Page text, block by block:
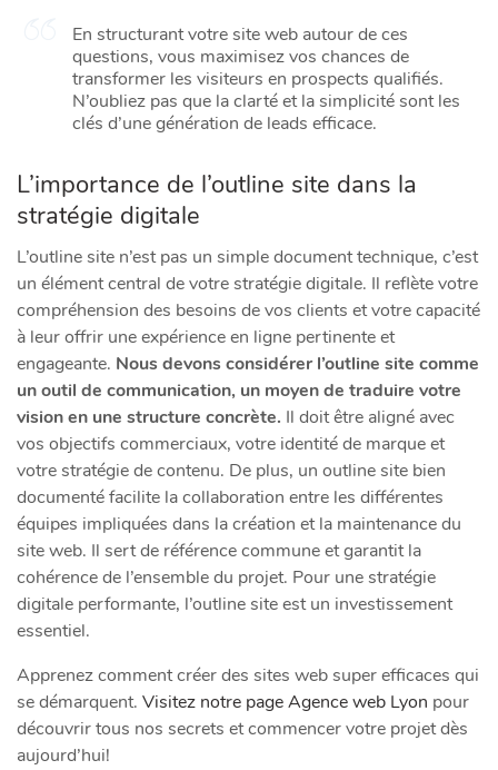
En structurant votre site web autour de ces
questions, vous maximisez vos chances de
transformer les visiteurs en prospects qualifiés.
N’oubliez pas que la clarté et la simplicité sont les
clés d’une génération de leads efficace.
L’importance de l’outline site dans la
stratégie digitale
L’outline site n’est pas un simple document technique, c’est
un élément central de votre stratégie digitale. Il reflète votre
compréhension des besoins de vos clients et votre capacité
à leur offrir une expérience en ligne pertinente et
engageante. Nous devons considérer l’outline site comme
un outil de communication, un moyen de traduire votre
vision en une structure concrète. Il doit être aligné avec
vos objectifs commerciaux, votre identité de marque et
votre stratégie de contenu. De plus, un outline site bien
documenté facilite la collaboration entre les différentes
équipes impliquées dans la création et la maintenance du
site web. Il sert de référence commune et garantit la
cohérence de l’ensemble du projet. Pour une stratégie
digitale performante, l’outline site est un investissement
essentiel.
Apprenez comment créer des sites web super efficaces qui
se démarquent. Visitez notre page Agence web Lyon pour
découvrir tous nos secrets et commencer votre projet dès
aujourd’hui!